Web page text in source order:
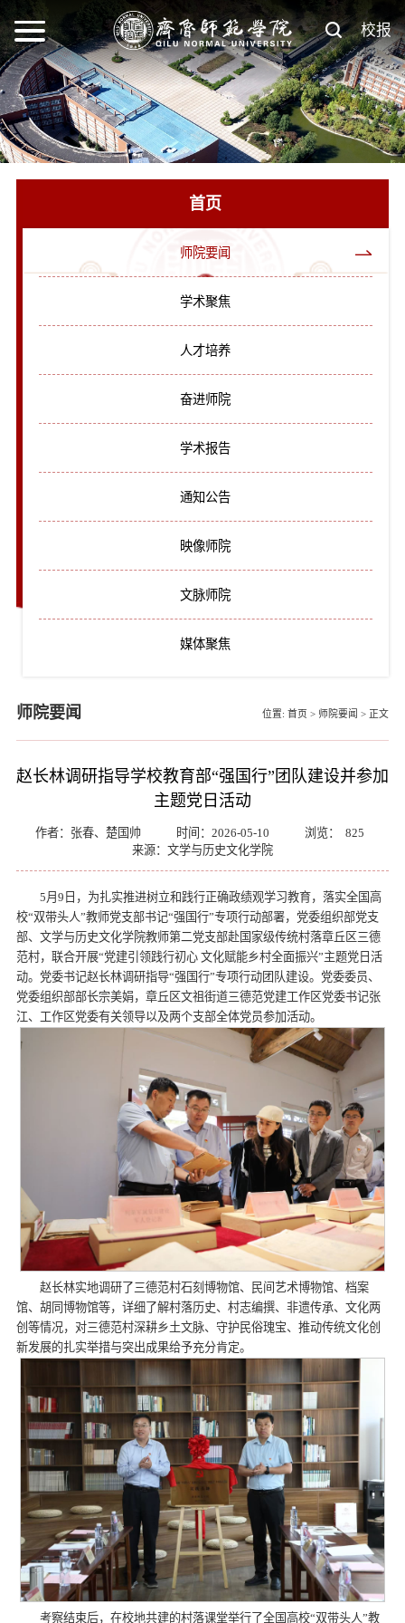
校报
首页
师院要闻
学术聚焦
人才培养
奋进师院
学术报告
通知公告
映像师院
文脉师院
媒体聚焦
师院要闻 位置: 首页 > 师院要闻 > 正文
赵长林调研指导学校教育部“强国行”团队建设并参加
主题党日活动
作者：张春、楚国帅 时间：2026-05-10 浏览：
825
来源：文学与历史文化学院
5月9日，为扎实推进树立和践行正确政绩观学习教育，落实全国高
校“双带头人”教师党支部书记“强国行”专项行动部署，党委组织部党支
部、文学与历史文化学院教师第二党支部赴国家级传统村落章丘区三德
范村，联合开展“党建引领践行初心 文化赋能乡村全面振兴”主题党日活
动。党委书记赵长林调研指导“强国行”专项行动团队建设。党委委员、
党委组织部部长宗美娟，章丘区文祖街道三德范党建工作区党委书记张
江、工作区党委有关领导以及两个支部全体党员参加活动。
赵长林实地调研了三德范村石刻博物馆、民间艺术博物馆、档案
馆、胡同博物馆等，详细了解村落历史、村志编撰、非遗传承、文化两
创等情况，对三德范村深耕乡土文脉、守护民俗瑰宝、推动传统文化创
新发展的扎实举措与突出成果给予充分肯定。
考察结束后，在校地共建的村落课堂举行了全国高校“双带头人”教